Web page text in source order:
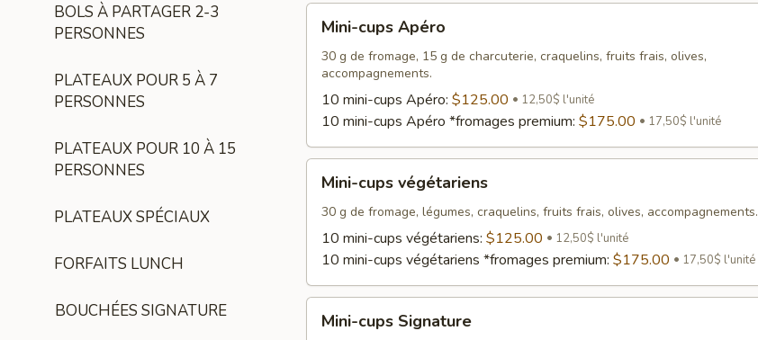
BOLS À PARTAGER 2-3
PERSONNES
PLATEAUX POUR 5 À 7
PERSONNES
PLATEAUX POUR 10 À 15
PERSONNES
PLATEAUX SPÉCIAUX
FORFAITS LUNCH
BOUCHÉES SIGNATURE
cups
Apéro
Mini-cups Apéro
30 g de fromage, 15 g de charcuterie, craquelins, fruits frais, olives,
accompagnements.
10 mini-cups Apéro: $125.00 12,50$ l'unité
10 mini-cups Apéro *fromages premium: $175.00 17,50$ l'unité
cups
végétariens
Mini-cups végétariens
30 g de fromage, légumes, craquelins, fruits frais, olives, accompagnements.
10 mini-cups végétariens: $125.00 12,50$ l'unité
10 mini-cups végétariens *fromages premium: $175.00 17,50$ l'unité
cups
Mini-cups Signature